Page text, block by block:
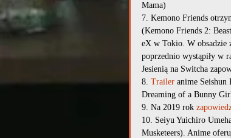
Mama)
7. Kemono Friends
(Kemono Friends 2:
eX w Tokio. W obsadzie
poprzednio wystąpiły w
Jesienią na Switcha
8. Trailer anime
Dreaming of a Bunny
9. Na 2019 rok
10. Seiyu Yuichiro
Musketeers). Anime